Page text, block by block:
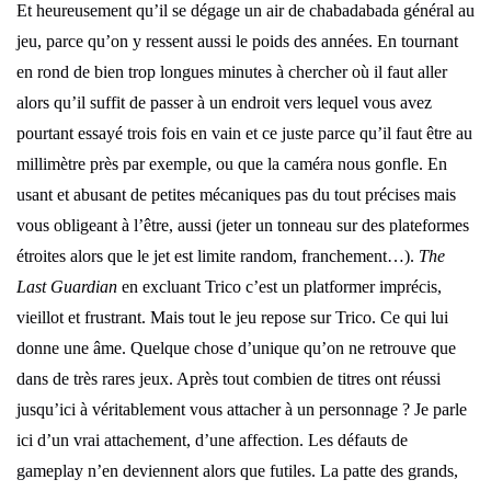
Et heureusement qu’il se dégage un air de chabadabada général au
jeu, parce qu’on y ressent aussi le poids des années. En tournant
en rond de bien trop longues minutes à chercher où il faut aller
alors qu’il suffit de passer à un endroit vers lequel vous avez
pourtant essayé trois fois en vain et ce juste parce qu’il faut être au
millimètre près par exemple, ou que la caméra nous gonfle. En
usant et abusant de petites mécaniques pas du tout précises mais
vous obligeant à l’être, aussi (jeter un tonneau sur des plateformes
étroites alors que le jet est limite random, franchement…). The
Last Guardian en excluant Trico c’est un platformer imprécis,
vieillot et frustrant. Mais tout le jeu repose sur Trico. Ce qui lui
donne une âme. Quelque chose d’unique qu’on ne retrouve que
dans de très rares jeux. Après tout combien de titres ont réussi
jusqu’ici à véritablement vous attacher à un personnage ? Je parle
ici d’un vrai attachement, d’une affection. Les défauts de
gameplay n’en deviennent alors que futiles. La patte des grands,